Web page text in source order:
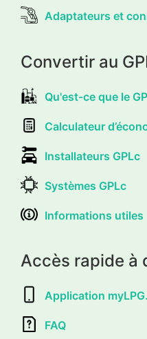
Adaptateurs et
Convertir au
Qu'est-ce que le
Calculateur
Installateurs GPLc
Systèmes GPLc
Informations utiles
Accès rapide à
Application
FAQ